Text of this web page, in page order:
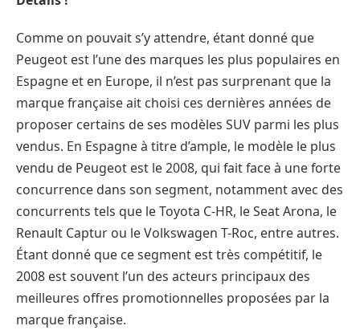
Comme on pouvait s’y attendre, étant donné que
Peugeot est l’une des marques les plus populaires en
Espagne et en Europe, il n’est pas surprenant que la
marque française ait choisi ces dernières années de
proposer certains de ses modèles SUV parmi les plus
vendus. En Espagne à titre d’ample, le modèle le plus
vendu de Peugeot est le 2008, qui fait face à une forte
concurrence dans son segment, notamment avec des
concurrents tels que le Toyota C-HR, le Seat Arona, le
Renault Captur ou le Volkswagen T-Roc, entre autres.
Étant donné que ce segment est très compétitif, le
2008 est souvent l’un des acteurs principaux des
meilleures offres promotionnelles proposées par la
marque française.